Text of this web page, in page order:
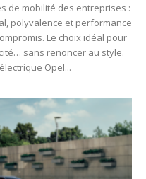
de mobilité des entreprises :
polyvalence et performance
Le choix idéal pour
sans renoncer au style.
Opel...